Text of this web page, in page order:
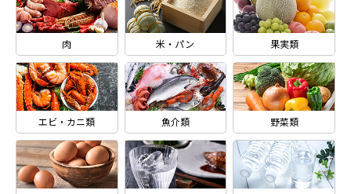
肉 米・パン 果実類
エビ・カニ類 魚介類 野菜類